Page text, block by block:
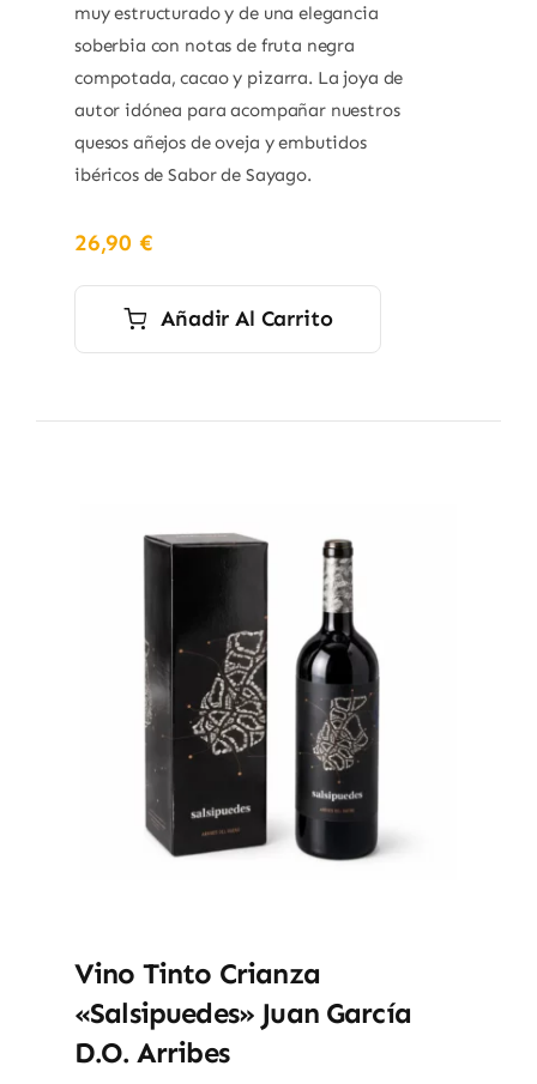
muy estructurado y de una elegancia
soberbia con notas de fruta negra
compotada, cacao y pizarra. La joya de
autor idónea para acompañar nuestros
quesos añejos de oveja y embutidos
ibéricos de Sabor de Sayago.
26,90 €
Añadir Al Carrito
Vino Tinto Crianza
«Salsipuedes» Juan García
D.O. Arribes